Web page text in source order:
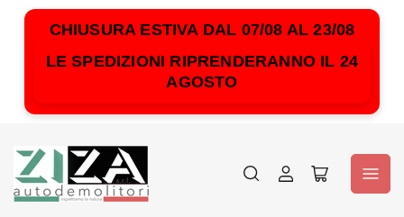
CHIUSURA ESTIVA DAL 07/08 AL 23/08
LE SPEDIZIONI RIPRENDERANNO IL 24
AGOSTO
AccediApri